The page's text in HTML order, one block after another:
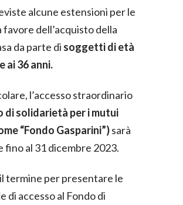
alcune estensioni per le
favore dell’acquisto della
da parte di soggetti di età
ai 36 anni.
l’accesso straordinario
di solidarietà per i mutui
“Fondo Gasparini”)sarà
fino al 31 dicembre 2023.
termine per presentare le
di accesso al Fondo di